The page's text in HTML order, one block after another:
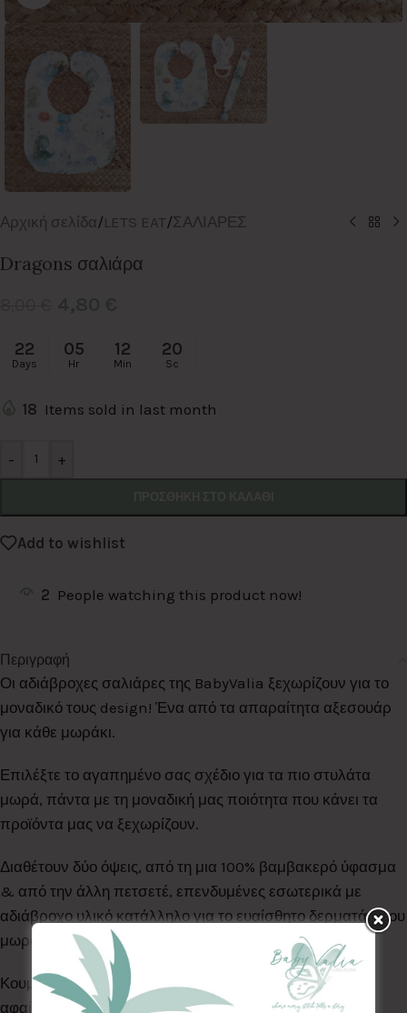
Αρχική σελίδα/LETS EAT/ΣΑΛΙΑΡΕΣ
Dragons σαλιάρα
22
Days
05
Hr
12
Min
19
Sc
18 Items sold in last month
- +
Alternative:
Add to wishlist
2 People watching this product now!
Περιγραφή
Οι αδιάβροχες σαλιάρες της BabyValia ξεχωρίζουν για το
μοναδικό τους design! Ένα από τα απαραίτητα αξεσουάρ
για κάθε μωράκι.
Επιλέξτε το αγαπημένο σας σχέδιο για τα πιο στυλάτα
μωρά, πάντα με τη μοναδική μας ποιότητα που κάνει τα
προϊόντα μας να ξεχωρίζουν.
Διαθέτουν δύο όψεις, από τη μια 100% βαμβακερό ύφασμα
& από την άλλη πετσετέ, επενδυμένες εσωτερικά με
αδιάβροχο υλικό κατάλληλο για το ευαίσθητο δερματάκι του
μωρού σας.
Κουμπώνουν με τρουκς για εύκολη τοποθέτηση &
αφαίρεση ανά πάσα στιγμή.